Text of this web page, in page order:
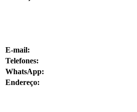
E-mail:
Telefones:
WhatsApp:
Endereço: